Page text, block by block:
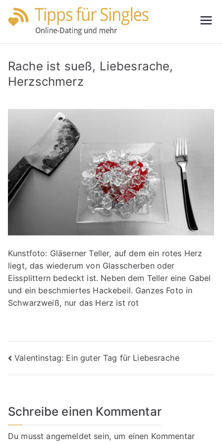
Zum
Inhalt
für
s
Rache ist sueß, Liebesrache,
Herzschmerz
Kunstfoto: Gläserner Teller, auf dem ein rotes Herz
liegt, das wiederum von Glasscherben oder
Eissplittern bedeckt ist. Neben dem Teller eine Gabel
und ein beschmiertes Hackebeil. Ganzes Foto in
Schwarzweiß, nur das Herz ist rot
Beitragsnavigation
Valentinstag: Ein guter Tag für Liebesrache
Schreibe einen Kommentar
Du musstangemeldet sein, um einen Kommentar